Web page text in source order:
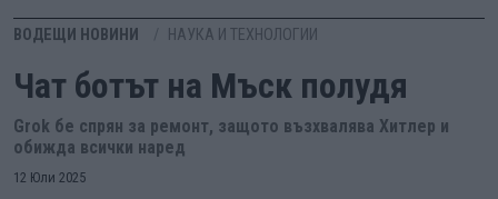
ВОДЕЩИ НОВИНИ НАУКА И ТЕХНОЛОГИИ
Чат ботът на Мъск полудя
Grok бе спрян за ремонт, защото възхвалява Хитлер и
обижда всички наред
12 Юли 2025